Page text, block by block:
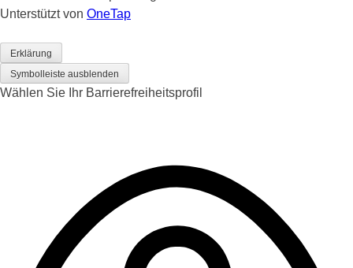
Unterstützt von OneTap
Erklärung
Symbolleiste ausblenden
Wählen Sie Ihr Barrierefreiheitsprofil